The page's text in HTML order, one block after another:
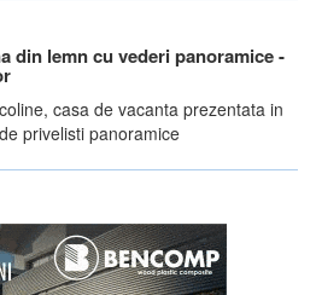
din lemn cu vederi panoramice -
casa de vacanta prezentata in
privelisti panoramice